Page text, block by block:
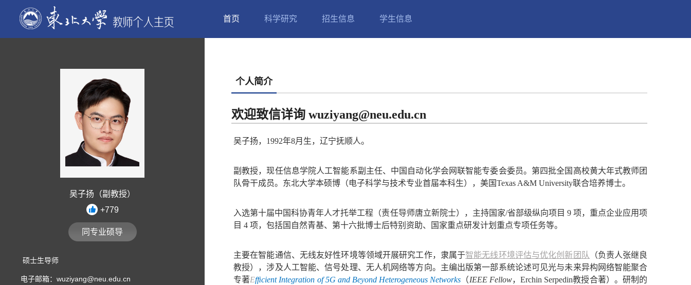
首页 科学研究 招生信息 学生信息
吴子扬（副教授）
+779
同专业硕导
硕士生导师
电子邮箱： wuziyang@neu.edu.cn
个人简介
欢迎致信详询 wuziyang@neu.edu.cn
吴子扬，1992年8月生，辽宁抚顺人。
副教授，现任信息学院人工智能系副主任、中国自动化学会网联智能专委会委员。第四批全国高校黄大年式教师团
队骨干成员。东北大学本硕博（电子科学与技术专业首届本科生），美国Texas A&M University联合培养博士。
入选第十届中国科协青年人才托举工程（责任导师唐立新院士），主持国家/省部级纵向项目 9 项，重点企业应用项
目 4 项，包括国自然青基、第十六批博士后特别资助、国家重点研发计划重点专项任务等。
主要在智能通信、无线友好性环境等领域开展研究工作， 隶属于智能无线环境评估与优化创新团队
（负责人张继良
教授），涉及人工智能、信号处理、无人机网络等方向。主编出版第一部系统论述可见光与未来异构网络智能聚合
专著Efﬁcient Integration of 5G and Beyond Heterogeneous Networks （IEEE Fellow，Erchin Serpedin教授合著）。研制的